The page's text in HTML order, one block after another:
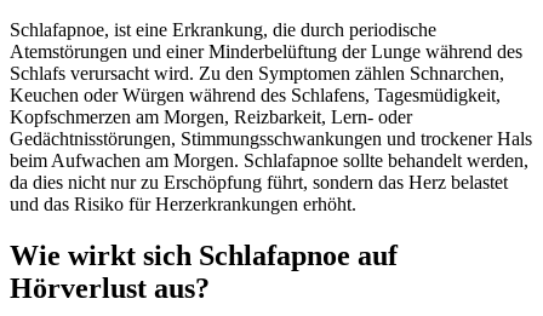
Schlafapnoe, ist eine Erkrankung, die durch periodische
Atemstörungen und einer Minderbelüftung der Lunge während des
Schlafs verursacht wird. Zu den Symptomen zählen Schnarchen,
Keuchen oder Würgen während des Schlafens, Tagesmüdigkeit,
Kopfschmerzen am Morgen, Reizbarkeit, Lern- oder
Gedächtnisstörungen, Stimmungsschwankungen und trockener Hals
beim Aufwachen am Morgen. Schlafapnoe sollte behandelt werden,
da dies nicht nur zu Erschöpfung führt, sondern das Herz belastet
und das Risiko für Herzerkrankungen erhöht.
Wie wirkt sich Schlafapnoe auf
Hörverlust aus?